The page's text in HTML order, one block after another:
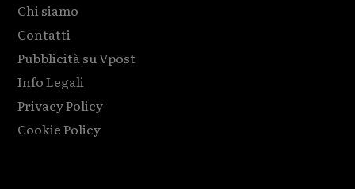
Chi siamo
Contatti
Pubblicità su Vpost
Info Legali
Privacy Policy
Cookie Policy